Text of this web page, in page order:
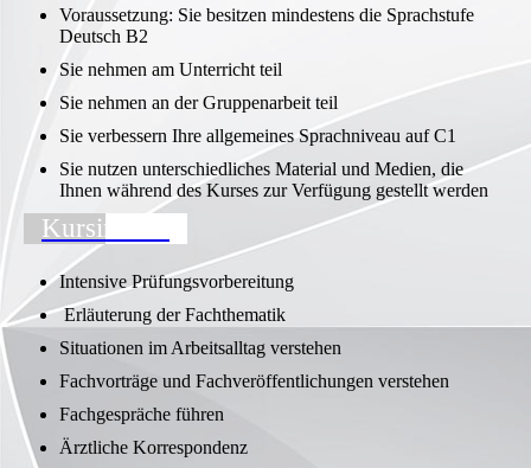
Voraussetzung: Sie besitzen mindestens die Sprachstufe
Deutsch B2
Sie nehmen am Unterricht teil
Sie nehmen an der Gruppenarbeit teil
Sie verbessern Ihre allgemeines Sprachniveau auf C1
Sie nutzen unterschiedliches Material und Medien, die
Ihnen während des Kurses zur Verfügung gestellt werden
Kursinhalte
Intensive Prüfungsvorbereitung
Erläuterung der Fachthematik
Situationen im Arbeitsalltag verstehen
Fachvorträge und Fachveröffentlichungen verstehen
Fachgespräche führen
Ärztliche Korrespondenz